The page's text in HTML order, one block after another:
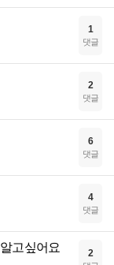
1
댓글
2
댓글
6
댓글
4
댓글
고싶어요 2